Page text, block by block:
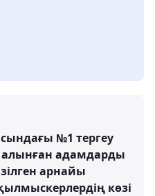
№1 тергеу
алынған адамдарды
арнайы
көзі